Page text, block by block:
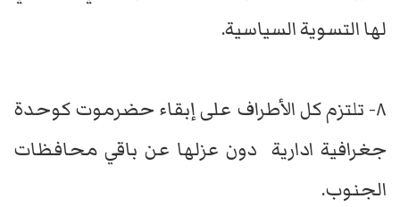
لها التسوية السياسية.
٨- تلتزم كل الأطراف على إبقاء حضرموت كوحدة
جغرافية ادارية دون عزلها عن باقي محافظات
الجنوب.